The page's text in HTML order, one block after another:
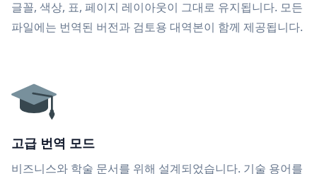
글꼴, 색상, 표, 페이지 레이아웃이 그대로 유지됩니다. 모든
파일에는 번역된 버전과 검토용 대역본이 함께 제공됩니다.
고급 번역 모드
비즈니스와 학술 문서를 위해 설계되었습니다. 기술 용어를